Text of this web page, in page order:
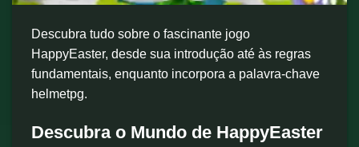
Descubra tudo sobre o fascinante jogo
HappyEaster, desde sua introdução até às regras
fundamentais, enquanto incorpora a palavra-chave
helmetpg.
Descubra o Mundo de HappyEaster